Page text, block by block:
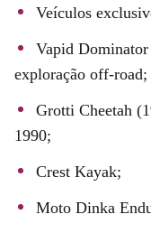
Veículos
Vapid
exploração off-road;
Grotti Cheetah
1990;
Crest Kayak;
Moto Dinka